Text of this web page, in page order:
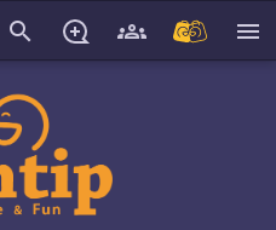
search menu